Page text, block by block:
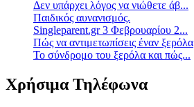
Δεν υπάρχει λόγος να νιώθετε άβ...
Παιδικός αυνανισμός.
Singleparent.gr 3 Φεβρουαρίου 2...
Πώς να αντιμετωπίσεις έναν ξερόλα
Το σύνδρομο του ξερόλα και πώς...
Χρήσιμα Τηλέφωνα